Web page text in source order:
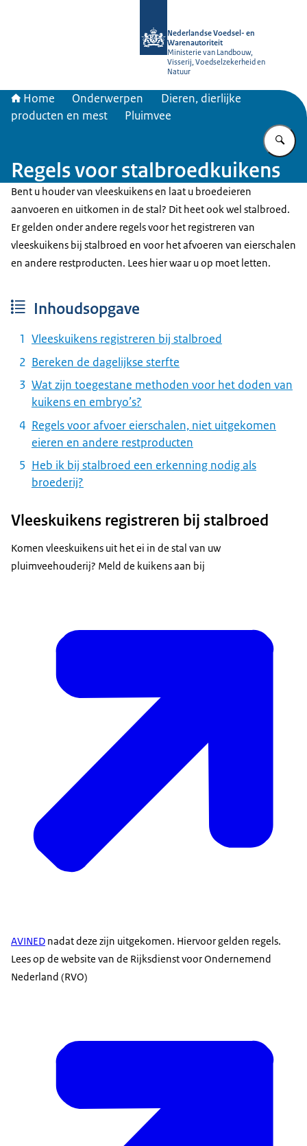
Nederlandse Voedsel- en
Warenautoriteit
Ministerie van Landbouw,
Visserij, Voedselzekerheid en
Natuur
Home Onderwerpen
Dieren, dierlijke
producten en mest
Pluimvee
Regels voor stalbroedkuikens
Bent u houder van vleeskuikens en laat u broedeieren
aanvoeren en uitkomen in de stal? Dit heet ook wel stalbroed.
Er gelden onder andere regels voor het registreren van
vleeskuikens bij stalbroed en voor het afvoeren van eierschalen
en andere restproducten. Lees hier waar u op moet letten.
Inhoudsopgave
Vleeskuikens registreren bij stalbroed
Bereken de dagelijkse sterfte
Wat zijn toegestane methoden voor het doden van
kuikens en embryo’s?
Regels voor afvoer eierschalen, niet uitgekomen
eieren en andere restproducten
Heb ik bij stalbroed een erkenning nodig als
broederij?
Vleeskuikens registreren bij stalbroed
Komen vleeskuikens uit het ei in de stal van uw
pluimveehouderij? Meld de kuikens aan bij
AVINED nadat deze zijn uitgekomen. Hiervoor gelden regels.
Lees op de website van de Rijksdienst voor Ondernemend
Nederland (RVO)